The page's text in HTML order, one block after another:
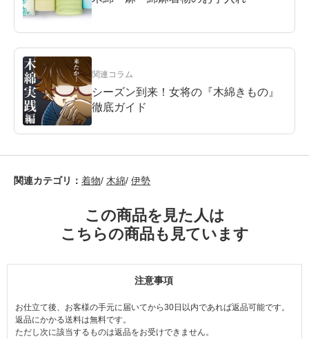
関連コラム
シーズン到来！女将の『木綿きもの』
徹底ガイド
関連カテゴリ： 着物/ 木綿/ 伊勢
この商品を見た人は
こちらの商品も見ています
注意事項
お仕立て後、お客様の手元に届いてから30日以内であれば返品可能です。
返品にかかる送料は無料です。
ただし次に該当するものは返品をお受けできません。